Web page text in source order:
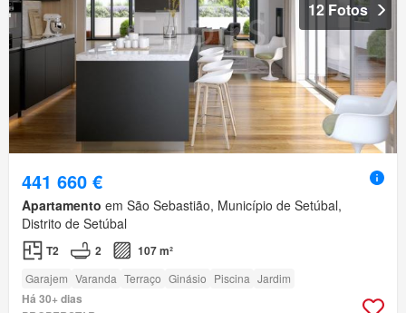
12 Fotos
441 660 €
Apartamento em São Sebastião, Município de Setúbal,
Distrito de Setúbal
T2 2 107 m²
Garajem Varanda Terraço Ginásio Piscina Jardim
Há 30+ dias